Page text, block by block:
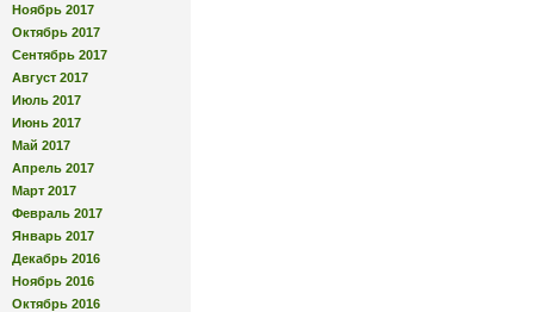
Ноябрь 2017
Октябрь 2017
Сентябрь 2017
Август 2017
Июль 2017
Июнь 2017
Май 2017
Апрель 2017
Март 2017
Февраль 2017
Январь 2017
Декабрь 2016
Ноябрь 2016
Октябрь 2016